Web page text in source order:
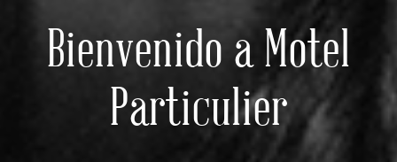
Bienvenido a Motel
Particulier